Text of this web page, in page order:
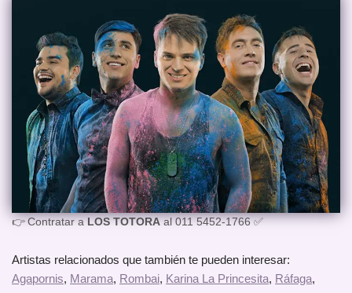
👉 Contratar aLOS TOTORAal 011 5452-1766 ✅
Artistas relacionados que también te pueden interesar:
Agapornis, Marama, Rombai, Karina La Princesita, Ráfaga,